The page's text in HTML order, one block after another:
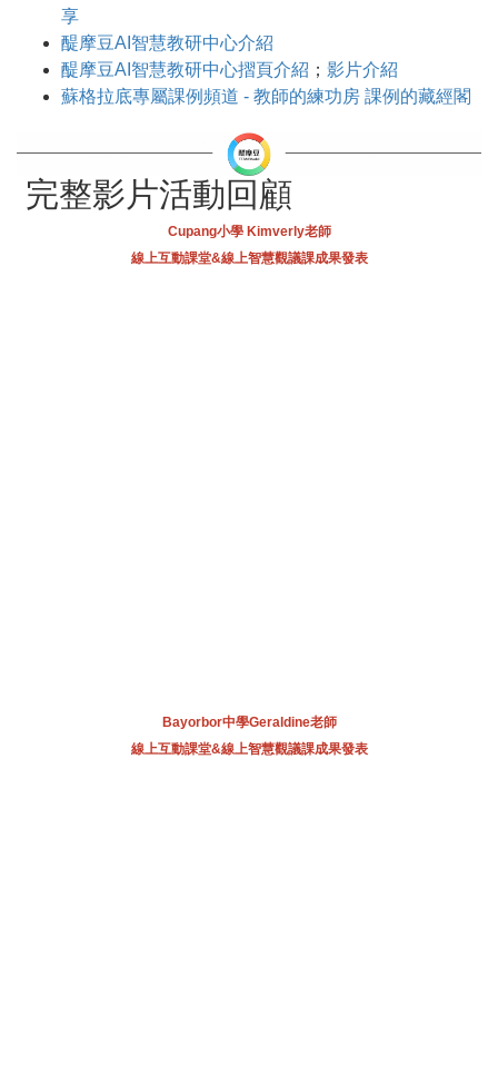
享
醍摩豆AI智慧教研中心介紹
醍摩豆AI智慧教研中心摺頁介紹 ； 影片介紹
蘇格拉底專屬課例頻道 - 教師的練功房 課例的藏經閣
完整影片活動回顧
Cupang小學 Kimverly老師
線上互動課堂&線上智慧觀議課成果發表
Bayorbor中學Geraldine老師
線上互動課堂&線上智慧觀議課成果發表